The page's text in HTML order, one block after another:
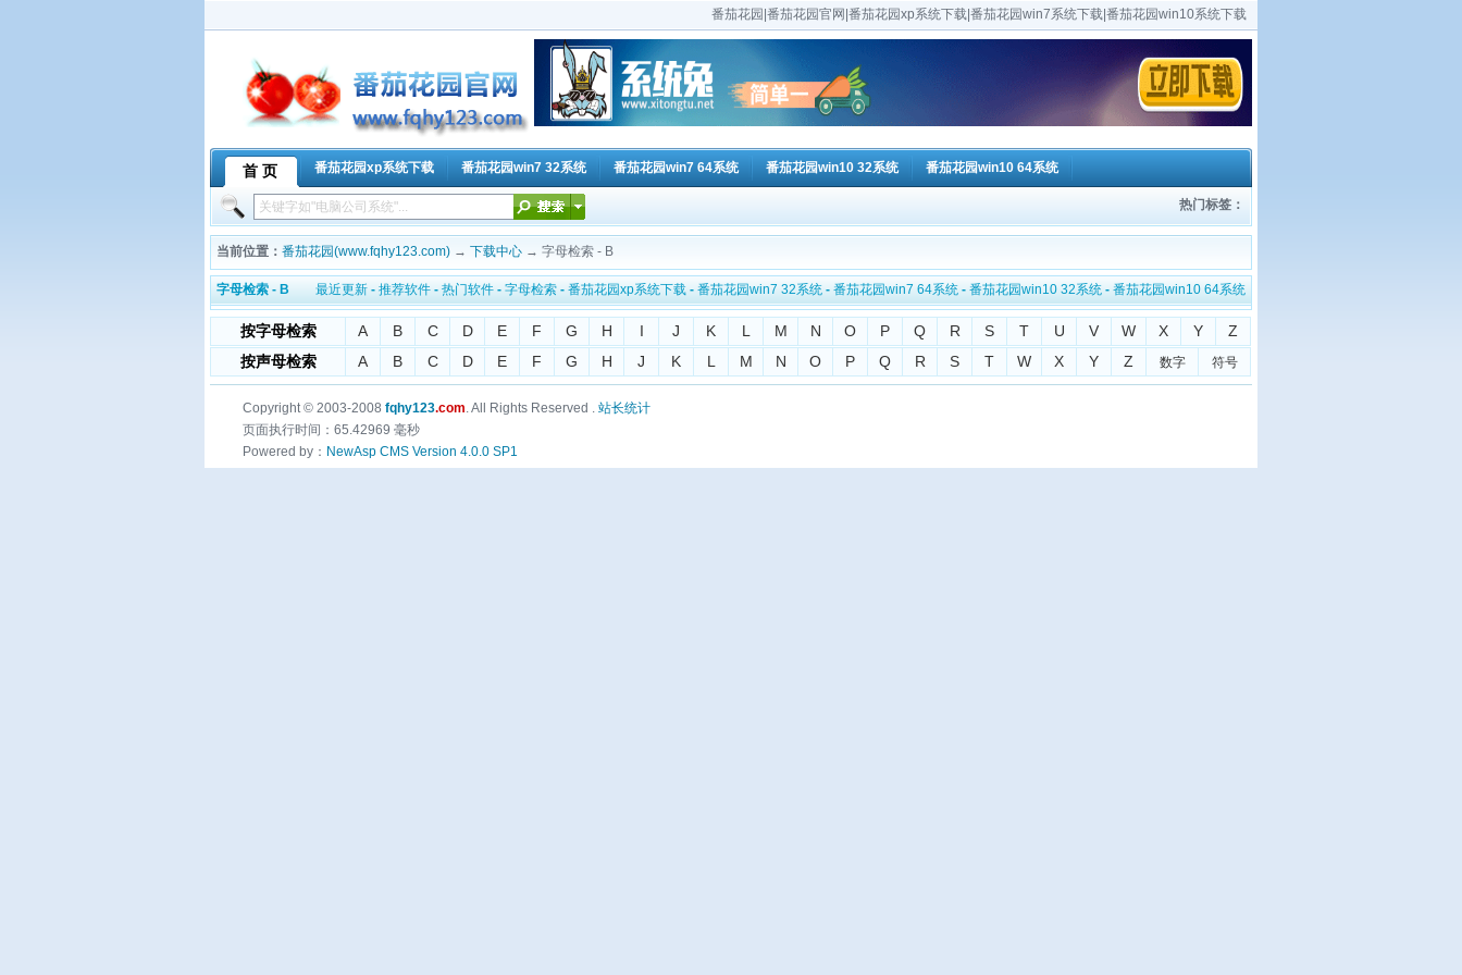
番茄花园|番茄花园官网|番茄花园xp系统下载|番茄花园win7系统下载|番茄花园win10系统下载
首 页 番茄花园xp系统下载 番茄花园win7 32系统 番茄花园win7 64系统 番茄花园win10 32系统 番茄花园win10 64系统
热门标签：
当前位置： 番茄花园(www.fqhy123.com) → 下载中心 → 字母检索 - B
字母检索 - B 最近更新 - 推荐软件 - 热门软件 - 字母检索 - 番茄花园xp系统下载 - 番茄花园win7 32系统 - 番茄花园win7 64系统 - 番茄花园win10 32系统 - 番茄花园win10 64系统
按字母检索 A B C D E F G H I J K L M N O P Q R S T U V W X Y
Z
按声母检索
A B C D E F G H J K L M N O P Q R S T W X Y Z 数字 符号
Copyright © 2003-2008 fqhy123.com. All Rights Reserved . 站长统计
页面执行时间：65.42969 毫秒
Powered by： NewAsp CMS Version 4.0.0 SP1